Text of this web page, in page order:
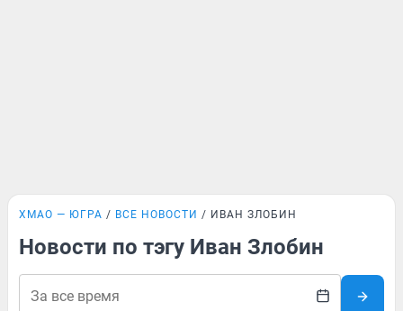
ХМАО — ЮГРА ВСЕ НОВОСТИ ИВАН ЗЛОБИН
Новости по тэгу Иван Злобин